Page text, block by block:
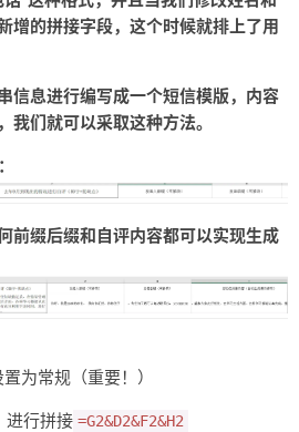
生活
AI
归档
增的拼接字段，这个时候就排上了用
信息进行编写成一个短信模版，内容
我们就可以采取这种方法。
前缀后缀和自评内容都可以实现生成
为常规（重要！）
进行拼接 =G2&D2&F2&H2